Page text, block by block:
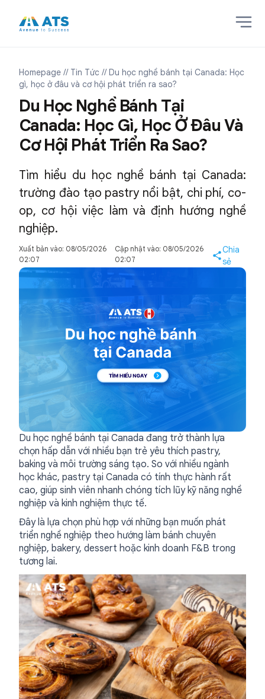
Homepage // Tin Tức // Du học nghề bánh tại Canada: Học
gì, học ở đâu và cơ hội phát triển ra sao?
Du Học Nghề Bánh Tại
Canada: Học Gì, Học Ở Đâu Và
Cơ Hội Phát Triển Ra Sao?
Tìm hiểu du học nghề bánh tại Canada:
trường đào tạo pastry nổi bật, chi phí, co-
op, cơ hội việc làm và định hướng nghề
nghiệp.
Xuất bản vào: 08/05/2026
02:07
Cập nhật vào: 08/05/2026
02:07
Chia
sẻ
Du học nghề bánh tại Canada đang trở thành lựa
chọn hấp dẫn với nhiều bạn trẻ yêu thích pastry,
baking và môi trường sáng tạo. So với nhiều ngành
học khác, pastry tại Canada có tính thực hành rất
cao, giúp sinh viên nhanh chóng tích lũy kỹ năng nghề
nghiệp và kinh nghiệm thực tế.
Đây là lựa chọn phù hợp với những bạn muốn phát
triển nghề nghiệp theo hướng làm bánh chuyên
nghiệp, bakery, dessert hoặc kinh doanh F&B trong
tương lai.